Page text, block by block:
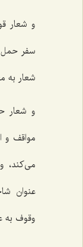
و شعار
سفر حمل
شعار به
و شعار
مواقف و
می‌کند،
عنوان
وقوف به